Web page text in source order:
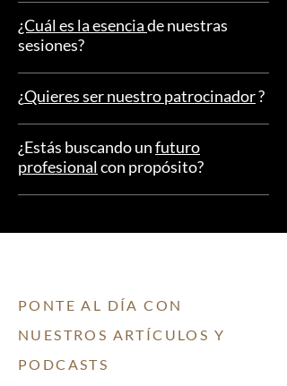
¿Cuál es la esenciade nuestras
sesiones?
¿Quieres ser nuestro patrocinador?
¿Estás buscando unfuturo
profesionalcon propósito?
PONTE AL DÍA CON
NUESTROS ARTÍCULOS Y
PODCASTS